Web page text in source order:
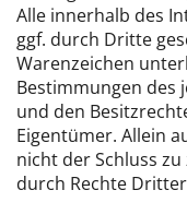
Alle innerhalb des
ggf. durch Dritte
Warenzeichen
Bestimmungen des
und den
Eigentümer. Allein
nicht der Schluss
durch Rechte